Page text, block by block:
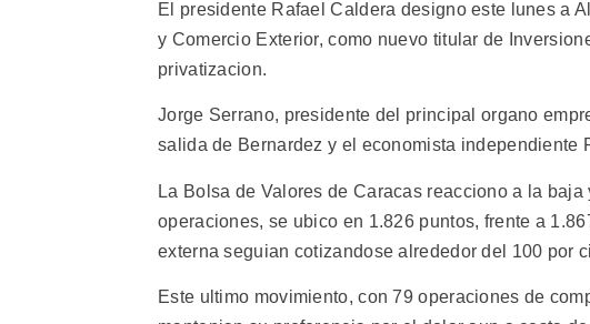
El presidente Rafael Caldera designo este lunes a
y Comercio Exterior, como nuevo titular de
privatizacion.
Jorge Serrano, presidente del principal organo
salida de Bernardez y el economista independiente
La Bolsa de Valores de Caracas reacciono a la
operaciones, se ubico en 1.826 puntos, frente a
externa seguian cotizandose alrededor del 100 por
Este ultimo movimiento, con 79 operaciones de